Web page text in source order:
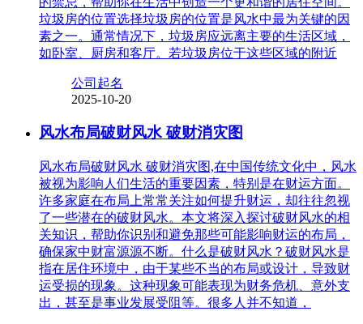
垃圾房的位置选择垃圾房的位置是风水中最为关键的因
素之一。通常情况下，垃圾房应远离主要的生活区域，
如卧室、厨房和客厅。若垃圾房位于这些区域的附近
公司起名
2025-10-20
风水布局破财风水 破财消灾图
风水布局破财风水 破财消灾图,在中国传统文化中，风水
被视为影响人们生活的重要因素，特别是在财运方面。
许多家庭在布局上常常关注如何提升财运，却往往忽视
了一些潜在的破财风水。本文将深入探讨破财风水的相
关知识，帮助你识别和避免那些可能影响财运的布局，
确保家中财富源源不断。什么是破财风水？破财风水是
指在居住环境中，由于某些不当的布局或设计，导致财
运受损的现象。这种现象可能表现为财务危机、意外支
出，甚至是事业发展受阻等。很多人并不知道，